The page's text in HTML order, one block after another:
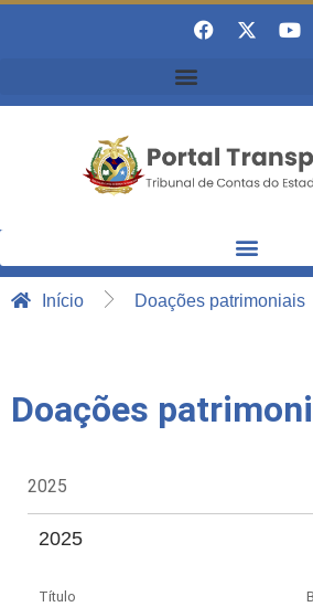
Início Doações patrimoniais
Doações
2025
2025
Título